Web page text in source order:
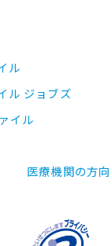
ル
ル ジョブズ
イル
医療機関の方